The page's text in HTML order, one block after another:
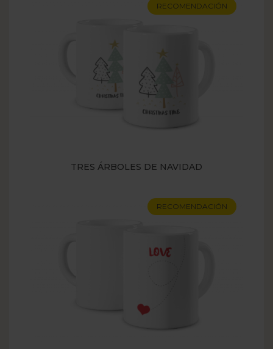
TRES ÁRBOLES DE NAVIDAD
RECOMENDACIÓN
RECOMENDACIÓN